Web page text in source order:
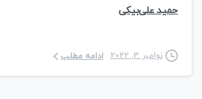
حمید علی‌بیکی
نوامبر 3, 2022 ادامه مطلب